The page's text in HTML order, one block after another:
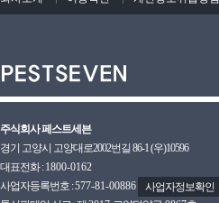
주식회사 페스트세븐
경기 고양시 고양대로2002번길 86-1 (우)10596
대표전화 :1800-0162
사업자등록번호 :577-81-00886
사업자정보확인